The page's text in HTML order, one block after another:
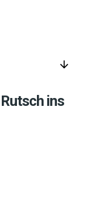
arrow_downward
ins